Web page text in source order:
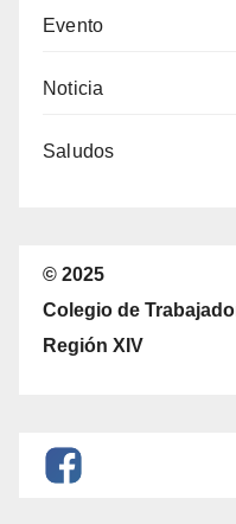
Evento
Noticia
Saludos
© 2025
Colegio de
Región XIV